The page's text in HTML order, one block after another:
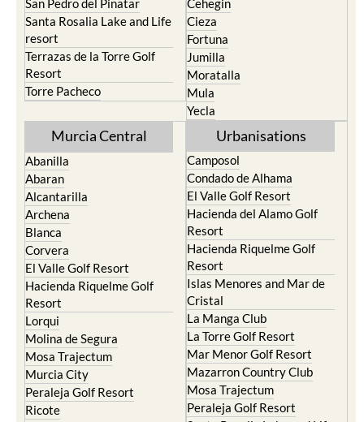
San Pedro del Pinatar
Santa Rosalia Lake and Life
resort
Terrazas de la Torre Golf
Resort
Torre Pacheco
Cehegin
Cieza
Fortuna
Jumilla
Moratalla
Mula
Yecla
Murcia Central
Abanilla
Abaran
Alcantarilla
Archena
Blanca
Corvera
El Valle Golf Resort
Hacienda Riquelme Golf
Resort
Lorqui
Molina de Segura
Mosa Trajectum
Murcia City
Peraleja Golf Resort
Ricote
Urbanisations
Camposol
Condado de Alhama
El Valle Golf Resort
Hacienda del Alamo Golf
Resort
Hacienda Riquelme Golf
Resort
Islas Menores and Mar de
Cristal
La Manga Club
La Torre Golf Resort
Mar Menor Golf Resort
Mazarron Country Club
Mosa Trajectum
Peraleja Golf Resort